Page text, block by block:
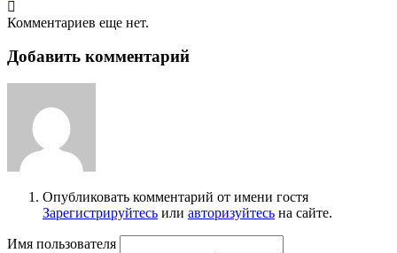
Комментариев еще нет.
Добавить комментарий
Опубликовать комментарий от имени гостя
Зарегистрируйтесь или авторизуйтесь на сайте.
Имя пользователя